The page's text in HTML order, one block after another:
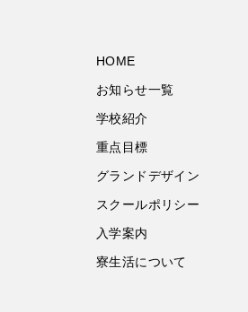
HOME
お知らせ一覧
学校紹介
重点目標
グランドデザイン
スクールポリシー
入学案内
寮生活について